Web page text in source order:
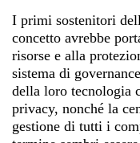
I primi sostenitori
concetto avrebbe
risorse e alla
sistema di
della loro tecnologia
privacy, nonché la
gestione di tutti i